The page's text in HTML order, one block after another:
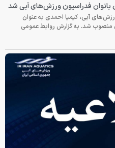
فدراسیون ورزش‌های آبی شد
آبی، کیمیا احمدی به عنوان
منصوب شد. به گزارش روابط عمومی